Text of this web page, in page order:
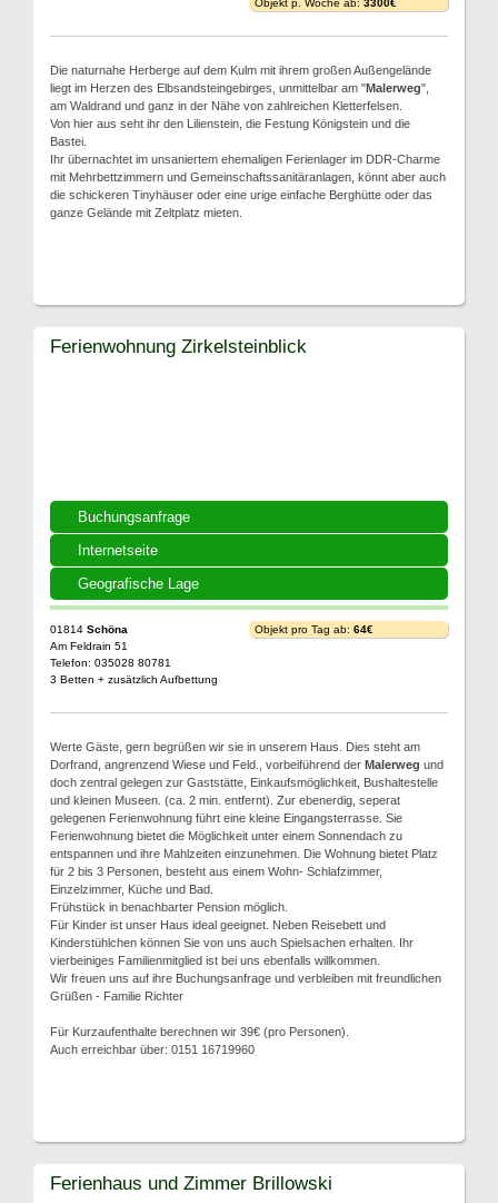
Objekt p. Woche ab: 3300€
Die naturnahe Herberge auf dem Kulm mit ihrem großen Außengelände
liegt im Herzen des Elbsandsteingebirges, unmittelbar am "Malerweg",
am Waldrand und ganz in der Nähe von zahlreichen Kletterfelsen.
Von hier aus seht ihr den Lilienstein, die Festung Königstein und die
Bastei.
Ihr übernachtet im unsaniertem ehemaligen Ferienlager im DDR-Charme
mit Mehrbettzimmern und Gemeinschaftssanitäranlagen, könnt aber auch
die schickeren Tinyhäuser oder eine urige einfache Berghütte oder das
ganze Gelände mit Zeltplatz mieten.
Buchungsanfrage
Internetseite
Geografische Lage
Ferienwohnung Zirkelsteinblick
01814 Schöna
Am Feldrain 51
Telefon: 035028 80781
3 Betten + zusätzlich Aufbettung
Objekt pro Tag ab: 64€
Werte Gäste, gern begrüßen wir sie in unserem Haus. Dies steht am
Dorfrand, angrenzend Wiese und Feld., vorbeiführend der Malerweg und
doch zentral gelegen zur Gaststätte, Einkaufsmöglichkeit, Bushaltestelle
und kleinen Museen. (ca. 2 min. entfernt). Zur ebenerdig, seperat
gelegenen Ferienwohnung führt eine kleine Eingangsterrasse. Sie
Ferienwohnung bietet die Möglichkeit unter einem Sonnendach zu
entspannen und ihre Mahlzeiten einzunehmen. Die Wohnung bietet Platz
für 2 bis 3 Personen, besteht aus einem Wohn- Schlafzimmer,
Einzelzimmer, Küche und Bad.
Frühstück in benachbarter Pension möglich.
Für Kinder ist unser Haus ideal geeignet. Neben Reisebett und
Kinderstühlchen können Sie von uns auch Spielsachen erhalten. Ihr
vierbeiniges Familienmitglied ist bei uns ebenfalls willkommen.
Wir freuen uns auf ihre Buchungsanfrage und verbleiben mit freundlichen
Grüßen - Familie Richter
Für Kurzaufenthalte berechnen wir 39€ (pro Personen).
Auch erreichbar über: 0151 16719960
Ferienhaus und Zimmer Brillowski